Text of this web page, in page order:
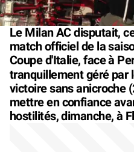
Le Milan AC disputait,
match officiel de la
Coupe d'Italie, face à
tranquillement géré par
victoire sans anicroche
mettre en confiance
hostilités, dimanche, à